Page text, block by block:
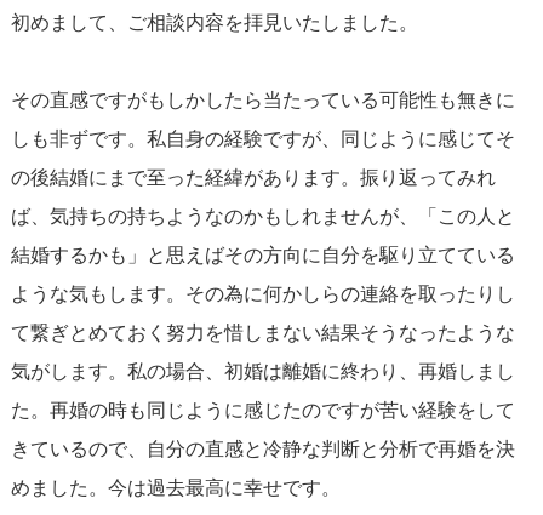
す。
なんとなく自分だけだと感じるこの状況は、あなたが独自
の感情や直感と向き合い、それを解析しようとしているこ
との表れかもしれません。一人で考えを巡らせることも大
切ですが、友人や信頼できる人と話すことで、思いもよら
ない洞察や解決策が見つかることもあります。
最後に、恋愛における「勘」や直感は、大切にするべきも
のですが、それだけに頼るのではなく、実際の行動やコミ
ュニケーションを通じて、相手との真の関係性を築いてい
くことが大切です。未来は予測不可能で変わりやすいも
の。ですが、自分の感情に正直でいながらも、相手と真摯
初めまして、ご相談内容を拝見いたしました。
その直感ですがもしかしたら当たっている可能性も無きに
しも非ずです。私自身の経験ですが、同じように感じてそ
の後結婚にまで至った経緯があります。振り返ってみれ
ば、気持ちの持ちようなのかもしれませんが、「この人と
結婚するかも」と思えばその方向に自分を駆り立てている
ような気もします。その為に何かしらの連絡を取ったりし
て繋ぎとめておく努力を惜しまない結果そうなったような
気がします。私の場合、初婚は離婚に終わり、再婚しまし
た。再婚の時も同じように感じたのですが苦い経験をして
きているので、自分の直感と冷静な判断と分析で再婚を決
めました。今は過去最高に幸せです。